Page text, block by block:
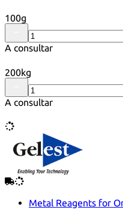
100g
A consultar
200kg
A consultar
Metal Reagents for